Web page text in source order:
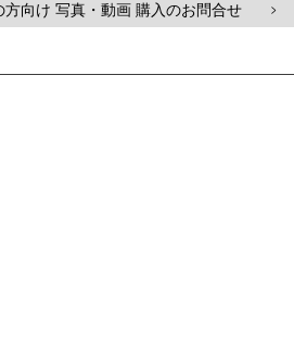
方向け 写真・動画 購入のお問合せ >